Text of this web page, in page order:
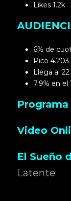
Likes 1.2k
6% de
Pico
Llega al
7.9% en el
Programa
Video
El Sueño
Latente